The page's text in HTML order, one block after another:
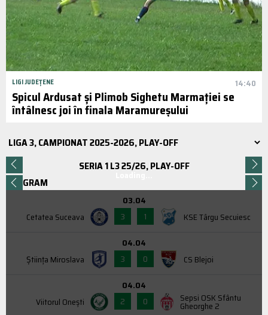
LIGI JUDEȚENE 14:40
Spicul Ardusat și Plimob Sighetu Marmației se
întâlnesc joi în finala Maramureșului
SERIA 1 L3 25/26, PLAY-OFF
PROGRAM
Cetatea Suceava
03.04
3
1 KSE Târgu Secuiesc
Știința Miroslava
04.04
3
0 CS Blejoi
Viitorul Onești
04.04
2
0 Sepsi OSK Sfântu
Gheorghe 2